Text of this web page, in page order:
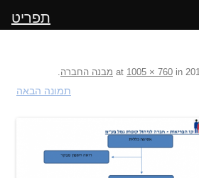
1005 × 760 in מבנה החברה.
תמונה הבאה
תפריט